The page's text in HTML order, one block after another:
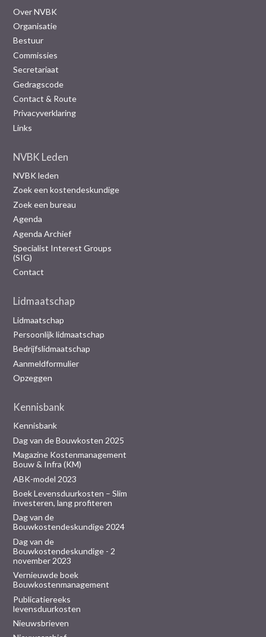
Over NVBK
Organisatie
Bestuur
Commissies
Secretariaat
Gedragscode
Contact & Route
Privacyverklaring
Links
NVBK Leden
NVBK leden
Zoek een kostendeskundige
Zoek een bureau
Agenda
Agenda Archief
Specialist Interest Groups
(SIG)
Contact
Lidmaatschap
Lidmaatschap
Persoonlijk lidmaatschap
Bedrijfslidmaatschap
Aanmeldformulier
Opzeggen
Kennisbank
Kennisbank
Dag van de Bouwkosten 2025
Magazine Kostenmanagement
Bouw & Infra (KM)
ABK-model 2023
Boek Levensduurkosten – Slim
investeren, lang profiteren
Dag van de
Bouwkostendeskundige 2024
Dag van de
Bouwkostendeskundige - 2
november 2023
Vernieuwde boek
Bouwkostenmanagement
Publicatiereeks
levensduurkosten
Nieuwsbrieven